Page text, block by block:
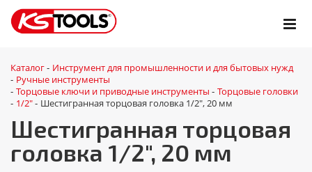
Каталог - Инструмент для промышленности и для бытовых нужд
- Ручные инструменты
- Торцовые ключи и приводные инструменты - Торцовые головки
- 1/2" - Шестигранная торцовая головка 1/2", 20 мм
Шестигранная торцовая
головка 1/2", 20 мм